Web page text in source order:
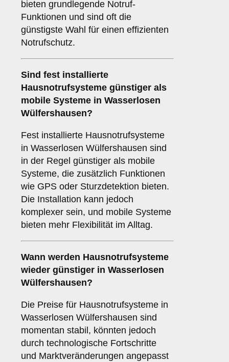
bieten grundlegende Notruf-
Funktionen und sind oft die
günstigste Wahl für einen effizienten
Notrufschutz.
Sind fest installierte
Hausnotrufsysteme günstiger als
mobile Systeme in Wasserlosen
Wülfershausen?
Fest installierte Hausnotrufsysteme
in Wasserlosen Wülfershausen sind
in der Regel günstiger als mobile
Systeme, die zusätzlich Funktionen
wie GPS oder Sturzdetektion bieten.
Die Installation kann jedoch
komplexer sein, und mobile Systeme
bieten mehr Flexibilität im Alltag.
Wann werden Hausnotrufsysteme
wieder günstiger in Wasserlosen
Wülfershausen?
Die Preise für Hausnotrufsysteme in
Wasserlosen Wülfershausen sind
momentan stabil, könnten jedoch
durch technologische Fortschritte
und Marktveränderungen angepasst